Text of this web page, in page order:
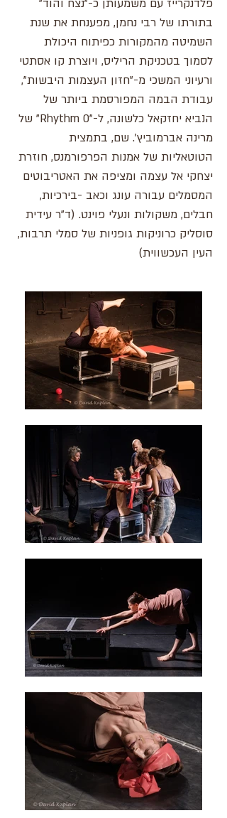
פלדנקרייז עם משמעותן כ-"נצח והוד"
בתורתו של רבי נחמן, מפענחת את שנת
השמיטה מהמקורות כפיתוח היכולת
לסמוך בטכניקת הריליס, ויוצרת קו אסתטי
ורעיוני המשכי מ-"חזון העצמות היבשות",
עבודת הבמה המפורסמת ביותר של
הנביא יחזקאל כלשונה, ל-"Rhythm 0" של
מרינה אברמוביץ'. שם, בתמצית
הטוטאליות של אמנות הפרפורמנס, חוזרת
יצחקי אל עצמה ומציפה את האטריבוטים
המסמלים עבורה עונג וכאב -בירכיות,
חבלים, משקולות ונעלי פוינט. (ד"ר עידית
סוסליק כרוניקות גופניות של סמלי תרבות,
העין העכשווית)